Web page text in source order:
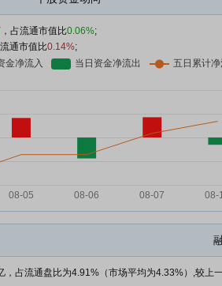
，占流通市值比0.06%;
流通市值比0.14%;
，占流通盘比为4.91%（市场平均为4.33%）,较上